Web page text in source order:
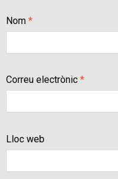
Nom *
Correu electrònic *
Lloc web